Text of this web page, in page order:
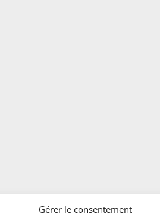
Gérer le consentement